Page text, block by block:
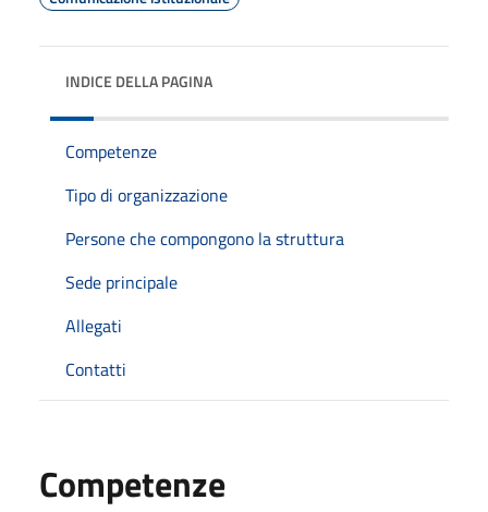
INDICE DELLA PAGINA
Competenze
Tipo di organizzazione
Persone che compongono la struttura
Sede principale
Allegati
Contatti
Competenze